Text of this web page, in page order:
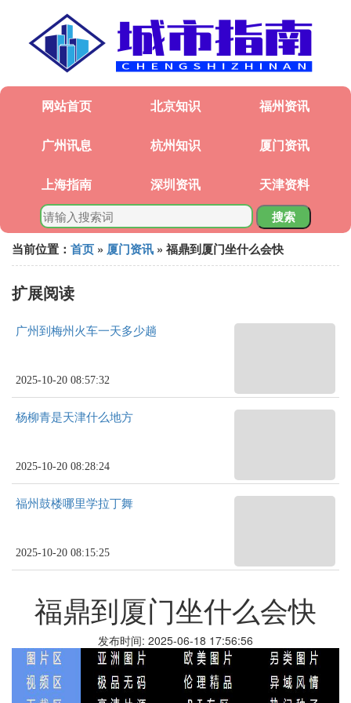
网站首页 北京知识 福州资讯
广州讯息 杭州知识 厦门资讯
上海指南 深圳资讯 天津资料
搜索
当前位置： 首页 » 厦门资讯 » 福鼎到厦门坐什么会快
扩展阅读
广州到梅州火车一天多少趟
2025-10-20 08:57:32
杨柳青是天津什么地方
2025-10-20 08:28:24
福州鼓楼哪里学拉丁舞
2025-10-20 08:15:25
福鼎到厦门坐什么会快
发布时间: 2025-06-18 17:56:56